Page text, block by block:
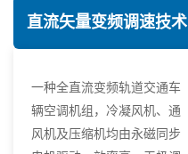
直流矢量变频调速技术
一种全直流变频轨道交通车
辆空调机组，冷凝风机、通
风机及压缩机均由永磁同步